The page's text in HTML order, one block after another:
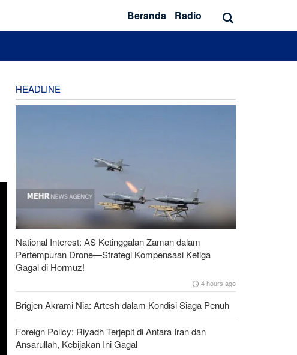
Beranda Radio
HEADLINE
National Interest: AS Ketinggalan Zaman dalam
Pertempuran Drone—Strategi Kompensasi Ketiga
Gagal di Hormuz!
4 hours ago
Brigjen Akrami Nia: Artesh dalam Kondisi Siaga Penuh
Foreign Policy: Riyadh Terjepit di Antara Iran dan
Ansarullah, Kebijakan Ini Gagal